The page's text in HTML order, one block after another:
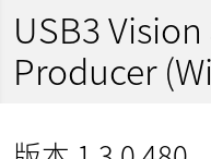
USB3
Producer